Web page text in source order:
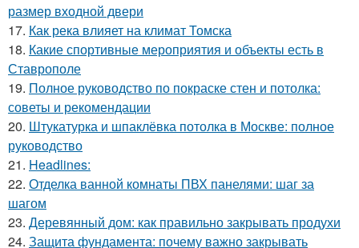
размер входной двери
17. Как река влияет на климат Томска
18. Какие спортивные мероприятия и объекты есть в
Ставрополе
19. Полное руководство по покраске стен и потолка:
советы и рекомендации
20. Штукатурка и шпаклёвка потолка в Москве: полное
руководство
21. Headlines:
22. Отделка ванной комнаты ПВХ панелями: шаг за
шагом
23. Деревянный дом: как правильно закрывать продухи
24. Защита фундамента: почему важно закрывать